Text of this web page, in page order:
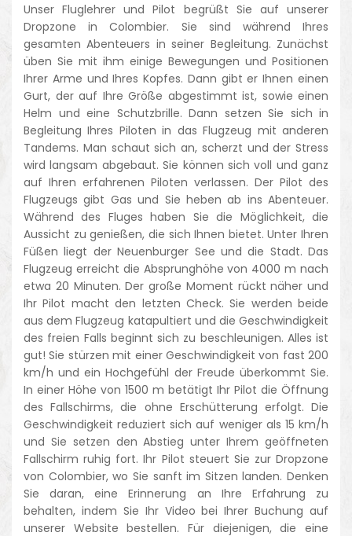
Unser Fluglehrer und Pilot begrüßt Sie auf unserer
Dropzone in Colombier. Sie sind während Ihres
gesamten Abenteuers in seiner Begleitung. Zunächst
üben Sie mit ihm einige Bewegungen und Positionen
Ihrer Arme und Ihres Kopfes. Dann gibt er Ihnen einen
Gurt, der auf Ihre Größe abgestimmt ist, sowie einen
Helm und eine Schutzbrille. Dann setzen Sie sich in
Begleitung Ihres Piloten in das Flugzeug mit anderen
Tandems. Man schaut sich an, scherzt und der Stress
wird langsam abgebaut. Sie können sich voll und ganz
auf Ihren erfahrenen Piloten verlassen. Der Pilot des
Flugzeugs gibt Gas und Sie heben ab ins Abenteuer.
Während des Fluges haben Sie die Möglichkeit, die
Aussicht zu genießen, die sich Ihnen bietet. Unter Ihren
Füßen liegt der Neuenburger See und die Stadt. Das
Flugzeug erreicht die Absprunghöhe von 4000 m nach
etwa 20 Minuten. Der große Moment rückt näher und
Ihr Pilot macht den letzten Check. Sie werden beide
aus dem Flugzeug katapultiert und die Geschwindigkeit
des freien Falls beginnt sich zu beschleunigen. Alles ist
gut! Sie stürzen mit einer Geschwindigkeit von fast 200
km/h und ein Hochgefühl der Freude überkommt Sie.
In einer Höhe von 1500 m betätigt Ihr Pilot die Öffnung
des Fallschirms, die ohne Erschütterung erfolgt. Die
Geschwindigkeit reduziert sich auf weniger als 15 km/h
und Sie setzen den Abstieg unter Ihrem geöffneten
Fallschirm ruhig fort. Ihr Pilot steuert Sie zur Dropzone
von Colombier, wo Sie sanft im Sitzen landen. Denken
Sie daran, eine Erinnerung an Ihre Erfahrung zu
behalten, indem Sie Ihr Video bei Ihrer Buchung auf
unserer Website bestellen. Für diejenigen, die eine